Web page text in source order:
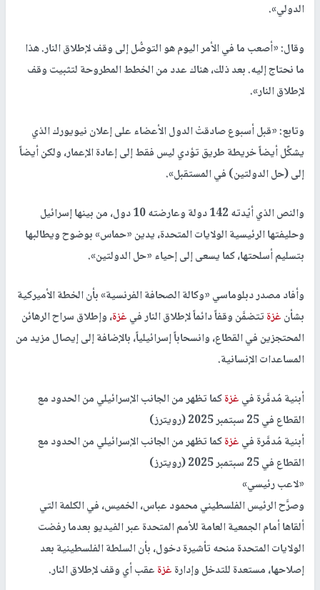
الدولي».
وقال: «أصعب ما في الأمر اليوم هو التوصُّل إلى وقف لإطلاق النار. هذا
ما نحتاج إليه. بعد ذلك، هناك عدد من الخطط المطروحة لتثبيت وقف
لإطلاق النار».
وتابع: «قبل أسبوع صادقتْ الدول الأعضاء على إعلان نيويورك الذي
يشكِّل أيضاً خريطة طريق تؤدي ليس فقط إلى إعادة الإعمار، ولكن أيضاً
إلى (حل الدولتين) في المستقبل».
والنص الذي أيّدته 142 دولة وعارضته 10 دول، من بينها إسرائيل
وحليفتها الرئيسية الولايات المتحدة، يدين «حماس» بوضوح ويطالبها
بتسليم أسلحتها، كما يسعى إلى إحياء «حل الدولتين».
وأفاد مصدر دبلوماسي «وكالة الصحافة الفرنسية» بأن الخطة الأميركية
بشأنغزةتتضمَّن وقفاً دائماً لإطلاق النار فيغزة، وإطلاق سراح الرهائن
المحتجزين في القطاع، وانسحاباً إسرائيلياً، بالإضافة إلى إيصال مزيد من
المساعدات الإنسانية.
أبنية مُدمَّرة فيغزةكما تظهر من الجانب الإسرائيلي من الحدود مع
القطاع في 25 سبتمبر 2025 (رويترز)
أبنية مُدمَّرة فيغزةكما تظهر من الجانب الإسرائيلي من الحدود مع
القطاع في 25 سبتمبر 2025 (رويترز)
«لاعب رئيسي»
وصرَّح الرئيس الفلسطيني محمود عباس، الخميس، في الكلمة التي
ألقاها أمام الجمعية العامة للأمم المتحدة عبر الفيديو بعدما رفضت
الولايات المتحدة منحه تأشيرة دخول، بأن السلطة الفلسطينية بعد
إصلاحها، مستعدة للتدخل وإدارةغزةعقب أي وقف لإطلاق النار.